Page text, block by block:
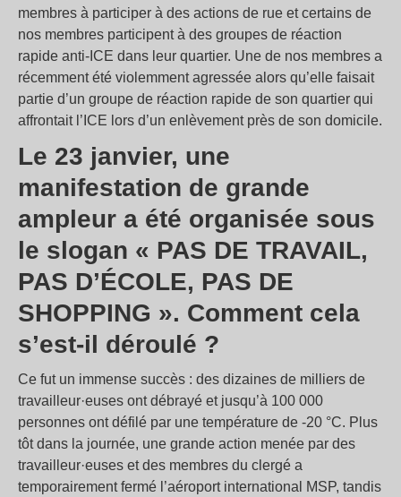
membres à participer à des actions de rue et certains de
nos membres participent à des groupes de réaction
rapide anti-ICE dans leur quartier. Une de nos membres a
récemment été violemment agressée alors qu’elle faisait
partie d’un groupe de réaction rapide de son quartier qui
affrontait l’ICE lors d’un enlèvement près de son domicile.
Le 23 janvier, une
manifestation de grande
ampleur a été organisée sous
le slogan « PAS DE TRAVAIL,
PAS D’ÉCOLE, PAS DE
SHOPPING ». Comment cela
s’est-il déroulé ?
Ce fut un immense succès : des dizaines de milliers de
travailleur·euses ont débrayé et jusqu’à 100 000
personnes ont défilé par une température de -20 °C. Plus
tôt dans la journée, une grande action menée par des
travailleur·euses et des membres du clergé a
temporairement fermé l’aéroport international MSP, tandis